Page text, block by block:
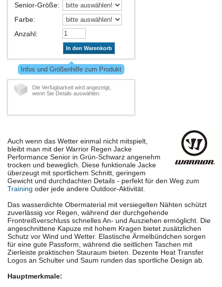
Senior-Größe:
Farbe:
Anzahl:
In den Warenkorb
Infos und Größenhilfe zum Produkt
Die Verfügbarkeit wird angezeigt,
wenn Sie Details auswählen.
Auch wenn das Wetter einmal nicht mitspielt,
bleibt man mit der Warrior Regen Jacke
Performance Senior in Grün-Schwarz angenehm
trocken und beweglich. Diese funktionale Jacke
überzeugt mit sportlichem Schnitt, geringem
Gewicht und durchdachten Details - perfekt für den Weg zum
Training oder jede andere Outdoor-Aktivität.
Das wasserdichte Obermaterial mit versiegelten Nähten schützt
zuverlässig vor Regen, während der durchgehende
Frontreißverschluss schnelles An- und Ausziehen ermöglicht. Die
angeschnittene Kapuze mit hohem Kragen bietet zusätzlichen
Schutz vor Wind und Wetter. Elastische Ärmelbündchen sorgen
für eine gute Passform, während die seitlichen Taschen mit
Zierleiste praktischen Stauraum bieten. Dezente Heat Transfer
Logos an Schulter und Saum runden das sportliche Design ab.
Hauptmerkmale: